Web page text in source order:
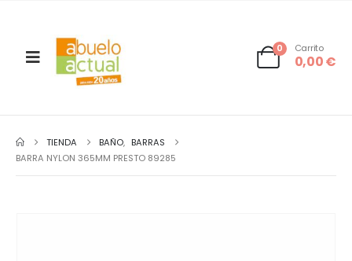
0 Carrito
0,00€
TIENDA BAÑO, BARRAS
BARRA NYLON 365MM PRESTO 89285